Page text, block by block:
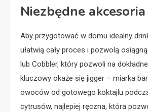
Niezbędne
Aby przygotować w domu idealny
ułatwią cały proces i pozwolą
lub Cobbler, który pozwoli na
kluczowy okaże się jigger – miarka
owoców od gotowego koktajlu
cytrusów, najlepiej ręczna, która